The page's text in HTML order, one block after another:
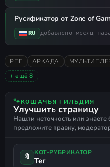
Русификатор от Zone of
RU
добавлено месяц
РПГ АРКАДА
АНИМЕ
СЮЖЕТНЫЕ ИГРЫ
РУССКИЙ ЯЗЫК
ПОДДЕРЖКА
+ ещё 8
🐾КОШАЧЬЯ ГИЛЬДИЯ
Улучшить страницу
Нашли неточность или знаете
предложите правку,
🔖 КОТ-РУБРИКАТОР
Тег